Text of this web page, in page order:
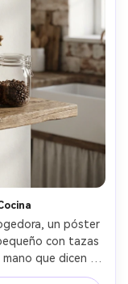
un póster
con tazas
que dicen
suave,